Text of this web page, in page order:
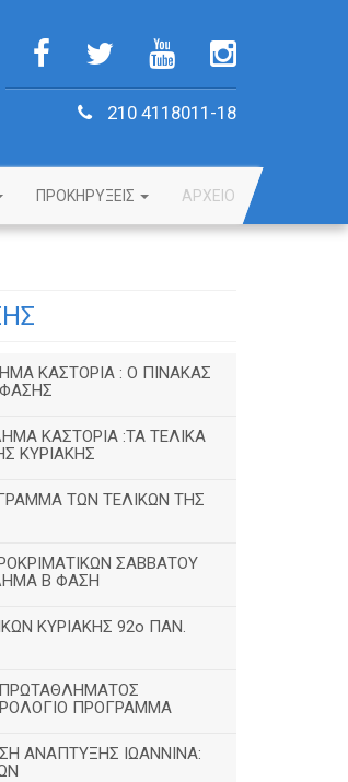
210 4118011-18
ΠΡΟΚΗΡΥΞΕΙΣ ΑΡΧΕΙΟ
ΚΑΣΤΟΡΙΑ : Ο ΠΙΝΑΚΑΣ
ΚΑΣΤΟΡΙΑ :ΤΑ ΤΕΛΙΚΑ
ΚΥΡΙΑΚΗΣ
ΤΩΝ ΤΕΛΙΚΩΝ ΤΗΣ
ΣΑΒΒΑΤΟΥ
Β ΦΑΣΗ
ΚΥΡΙΑΚΗΣ 92ο ΠΑΝ.
ΠΡΟΓΡΑΜΜΑ
ΑΝΑΠΤΥΞΗΣ ΙΩΑΝΝΙΝΑ: